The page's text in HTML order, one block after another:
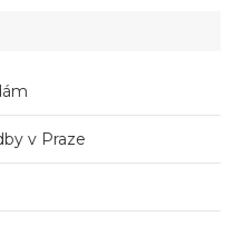
v Praze